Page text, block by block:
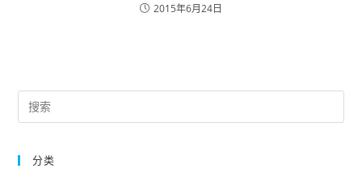
2015年6月24日
分类